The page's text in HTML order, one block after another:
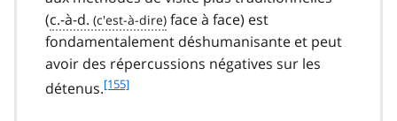
5
4
(c.-à-d.
face à face) est
fondamentalement déshumanisante et peut
avoir des répercussions négatives sur les
détenus.f[155]